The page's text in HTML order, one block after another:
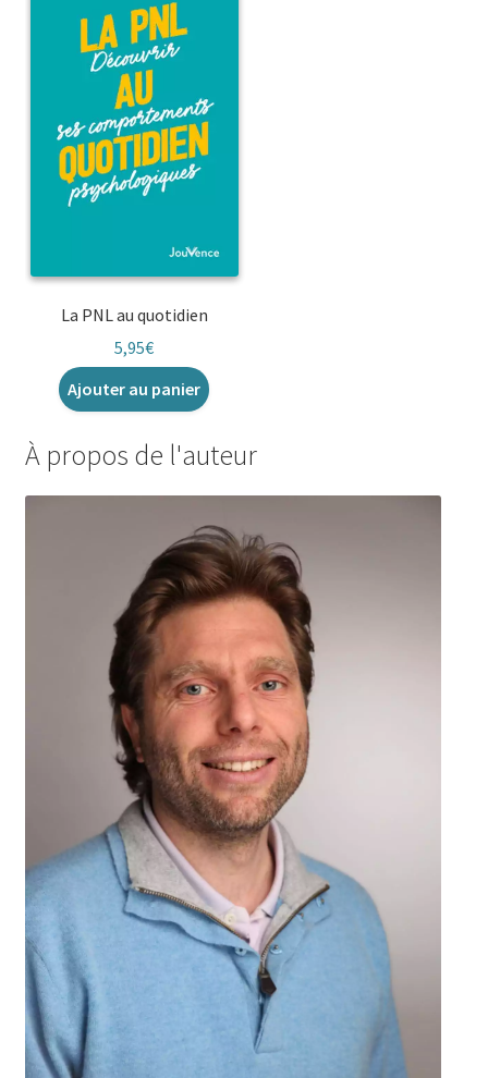
La PNL au quotidien
5,95€
Ajouter au panier
À propos de l'auteur